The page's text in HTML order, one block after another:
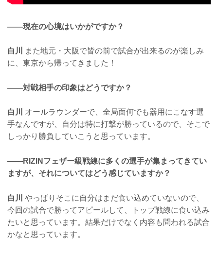
——現在の心境はいかがですか？
白川
また地元・大阪で皆の前で試合が出来るのが楽しみ
に、東京から帰ってきました！
——対戦相手の印象はどうですか？
白川
オールラウンダーで、全局面何でも器用にこなす選
手なんですが、自分は特に打撃が勝っているので、そこで
しっかり勝負していこうと思っています。
——RIZINフェザー級戦線に多くの選手が集まってきてい
ますが、それについてはどう感じていますか？
白川
やっぱりそこに自分はまだ食い込めていないので、
今回の試合で勝ってアピールして、トップ戦線に食い込み
たいと思っています。結果だけでなく内容も問われる試合
かなと思っています。